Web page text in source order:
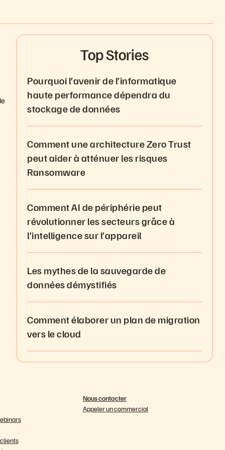
Top Stories
Pourquoi l’avenir de l’informatique
haute performance dépendra du
stockage de données
Comment une architecture Zero Trust
peut aider à atténuer les risques
Ransomware
Comment AI de périphérie peut
révolutionner les secteurs grâce à
l’intelligence sur l’appareil
Les mythes de la sauvegarde de
données démystifiés
Comment élaborer un plan de migration
vers le cloud
Nous contacter
Appeler un commercial